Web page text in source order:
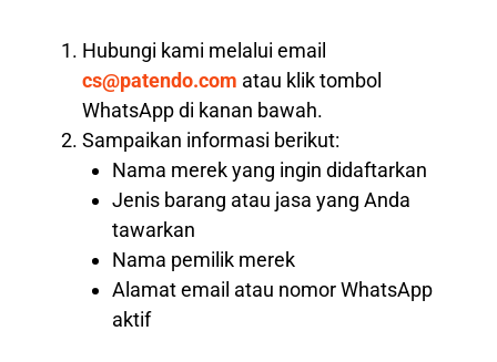
Hubungi kami melalui email
cs@patendo.com atau klik tombol
WhatsApp di kanan bawah.
Sampaikan informasi berikut:
Nama merek yang ingin didaftarkan
Jenis barang atau jasa yang Anda
tawarkan
Nama pemilik merek
Alamat email atau nomor WhatsApp
aktif